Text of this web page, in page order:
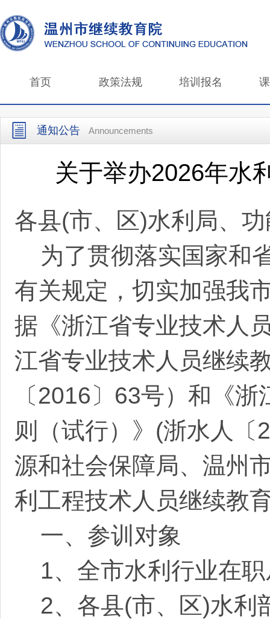
首页 政策法规 培训报名
通知公告 Announcements
关于举办2026年水
各县(市、区)水利局、
为了贯彻落实国家和
有关规定，切实加强我
据《浙江省专业技术人
江省专业技术人员继续
〔 2016〕63号）和《浙
则（试行）》 (浙水人〔
源和社会保障局、温州
利工程技术人员继续教
一、参训对象
1、全市水利行业在
2、各县(市、区)水利